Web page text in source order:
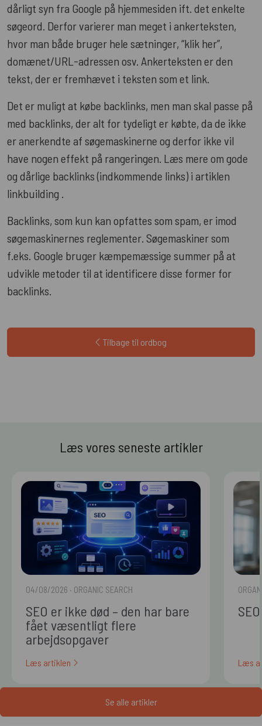
dårligt syn fra Google på hjemmesiden ift. det enkelte
søgeord. Derfor varierer man meget i ankerteksten,
hvor man både bruger hele sætninger, “klik her”,
domænet/URL-adressen osv. Ankerteksten er den
tekst, der er fremhævet i teksten som et link.
Det er muligt at købe backlinks, men man skal passe på
med backlinks, der alt for tydeligt er købte, da de ikke
er anerkendte af søgemaskinerne og derfor ikke vil
have nogen effekt på rangeringen. Læs mere om gode
og dårlige backlinks (indkommende links) i artiklen
linkbuilding .
Backlinks, som kun kan opfattes som spam, er imod
søgemaskinernes reglementer. Søgemaskiner som
f.eks. Google bruger kæmpemæssige summer på at
udvikle metoder til at identificere disse former for
backlinks.
Tilbage til ordbog
Læs vores seneste artikler
04/08/2026 · ORGANIC SEARCH
SEO er ikke død – den har bare
fået væsentligt flere
arbejdsopgaver
Læs artiklen Læs
Se alle artikler